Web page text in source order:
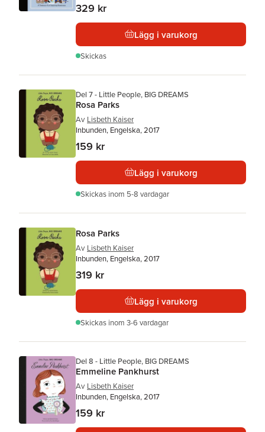
329 kr
Lägg i varukorg
Skickas
Del 7 - Little People, BIG DREAMS
Rosa Parks
Av Lisbeth Kaiser
Inbunden, Engelska, 2017
159 kr
Lägg i varukorg
Skickas inom 5-8 vardagar
Rosa Parks
Av Lisbeth Kaiser
Inbunden, Engelska, 2017
319 kr
Lägg i varukorg
Skickas inom 3-6 vardagar
Del 8 - Little People, BIG DREAMS
Emmeline Pankhurst
Av Lisbeth Kaiser
Inbunden, Engelska, 2017
159 kr